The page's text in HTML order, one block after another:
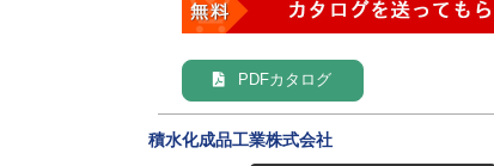
PDFカタログ
積水化成品工業株式会社